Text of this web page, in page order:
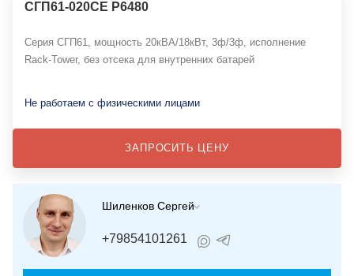
СГП61-020СЕ Р6480
Серия СГП61, мощность 20кВА/18кВт, 3ф/3ф, исполнение
Rack-Tower, без отсека для внутренних батарей
Не работаем с физическими лицами
ЗАПРОСИТЬ ЦЕНУ
Шиленков Сергей
+79854101261